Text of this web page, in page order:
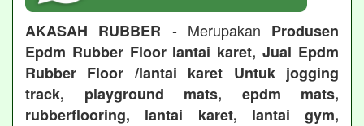
AKASAH RUBBER - Merupakan Produsen
Epdm Rubber Floor lantai karet, Jual Epdm
Rubber Floor /lantai karet Untuk jogging
track, playground mats, epdm mats,
rubberflooring, lantai karet, lantai gym,